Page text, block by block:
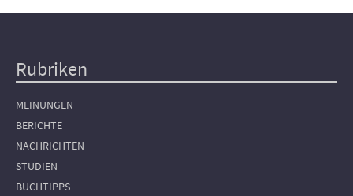
Hauptnavigation
Rubriken
MEINUNGEN
BERICHTE
NACHRICHTEN
STUDIEN
BUCHTIPPS